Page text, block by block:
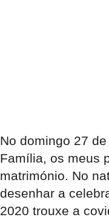
No domingo 27
Família, os meus
matrimónio. No
desenhar a
2020 trouxe a